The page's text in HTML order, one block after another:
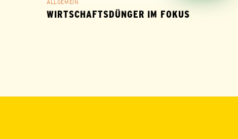
ALLGEMEIN
WIRTSCHAFTSDÜNGER IM FOKUS